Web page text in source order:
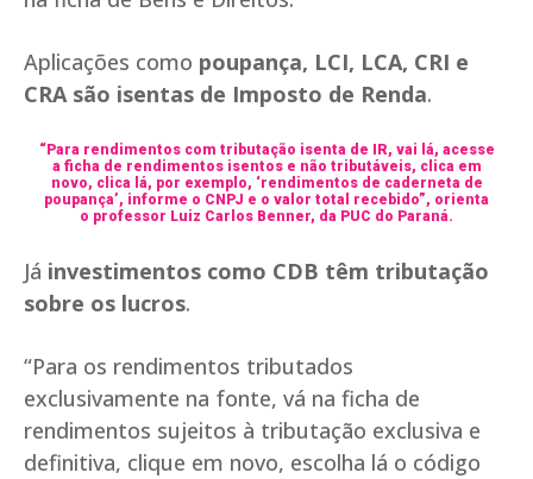
Aplicações como poupança, LCI, LCA, CRI e
CRA são isentas de Imposto de Renda.
“Para rendimentos com tributação isenta de IR, vai lá, acesse
a ficha de rendimentos isentos e não tributáveis, clica em
novo, clica lá, por exemplo, ‘rendimentos de caderneta de
poupança’, informe o CNPJ e o valor total recebido”, orienta
o professor Luiz Carlos Benner, da PUC do Paraná.
Já investimentos como CDB têm tributação
sobre os lucros.
“Para os rendimentos tributados
exclusivamente na fonte, vá na ficha de
rendimentos sujeitos à tributação exclusiva e
definitiva, clique em novo, escolha lá o código